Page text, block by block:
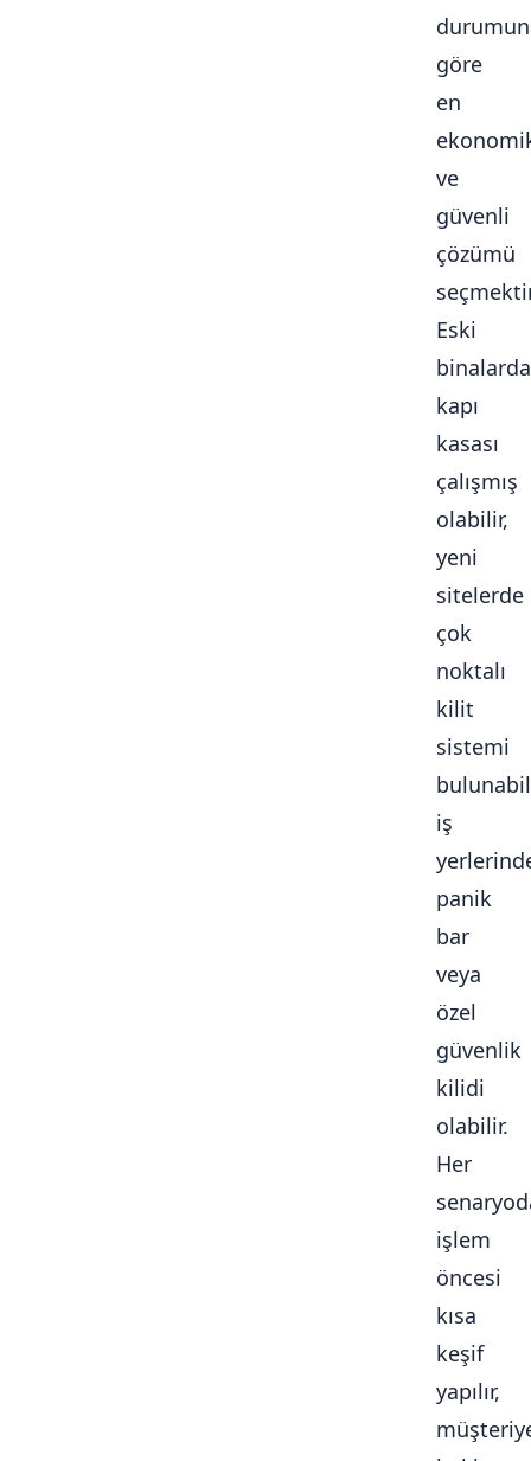
göre
en
ve
güvenli
çözümü
Eski
binalarda
kapı
kasası
çalışmış
olabilir,
yeni
sitelerde
çok
noktalı
kilit
sistemi
iş
panik
bar
veya
özel
güvenlik
kilidi
olabilir.
Her
işlem
öncesi
kısa
keşif
yapılır,